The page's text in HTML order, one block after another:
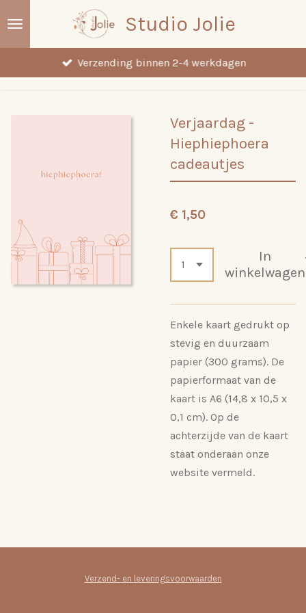
Studio Jolie
Verzending binnen 2-4 werkdagen
Verjaardag -
Hiephiephoera
cadeautjes
€ 1,50
In
winkelwagen
Enkele kaart gedrukt op
stevig en duurzaam
papier (300 grams). De
papierformaat van de
kaart is A6 (14,8 x 10,5 x
0,1 cm). Op de
achterzijde van de kaart
staat onderaan onze
website vermeld.
Verzend- en leveringsvoorwaarden